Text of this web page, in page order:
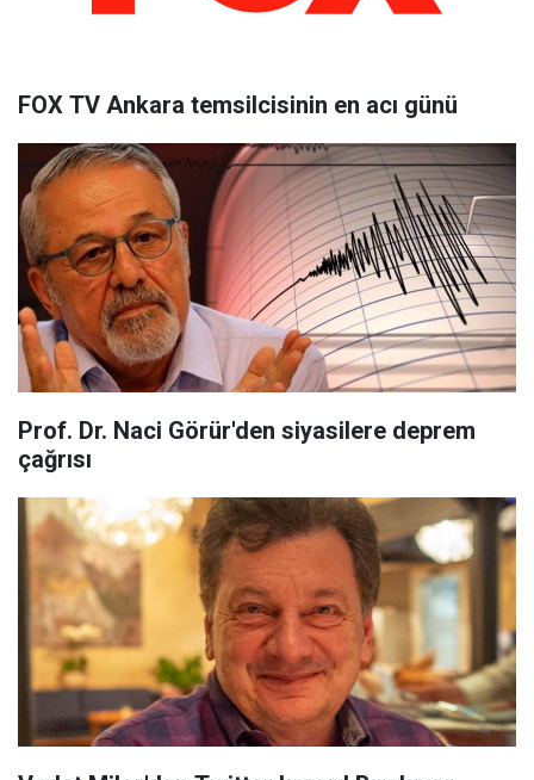
FOX TV Ankara temsilcisinin en acı günü
Prof. Dr. Naci Görür'den siyasilere deprem
çağrısı